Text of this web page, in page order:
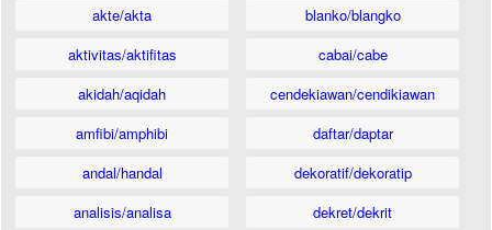
akte/akta
aktivitas/aktifitas
akidah/aqidah
amfibi/amphibi
andal/handal
analisis/analisa
blanko/blangko
cabai/cabe
cendekiawan/cendikiawan
daftar/daptar
dekoratif/dekoratip
dekret/dekrit